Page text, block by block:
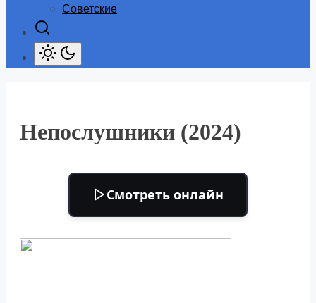
Советские
Непослушники (2024)
Смотреть онлайн